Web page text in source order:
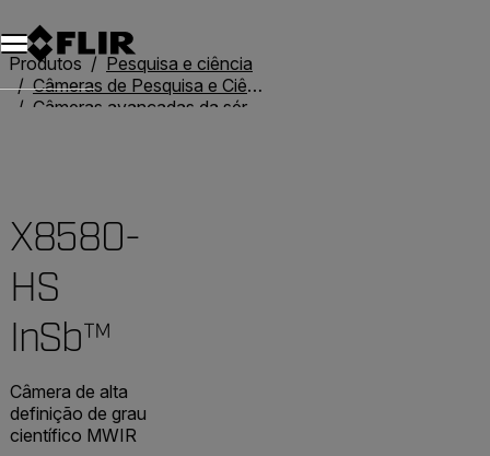
Produtos
Pesquisa e ciência
Câmeras de Pesquisa e Ciência
Câmeras avançadas da série X
X8580-
HS
InSb™
Câmera de alta
definição de grau
científico MWIR